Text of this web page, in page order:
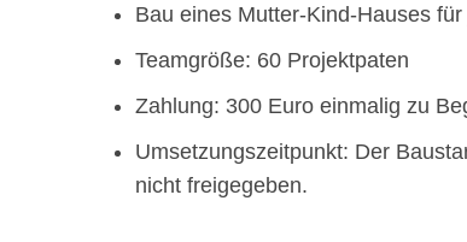
Bau eines Mutter-Kind-Hauses
Teamgröße: 60 Projektpaten
Zahlung: 300 Euro einmalig zu
Umsetzungszeitpunkt: Der
nicht freigegeben.